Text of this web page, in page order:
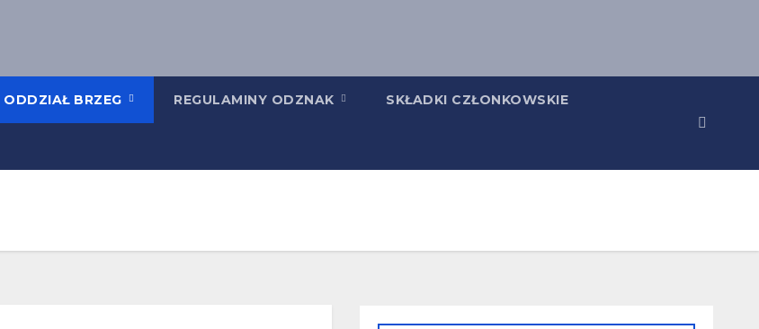
ODDZIAŁ BRZEG REGULAMINY ODZNAK SKŁADKI CZŁONKOWSKIE